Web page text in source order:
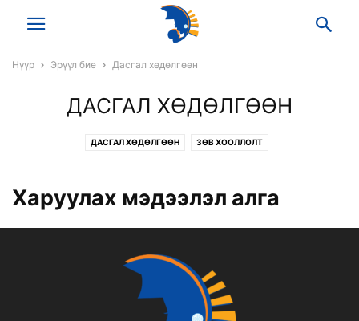
Нүүр Эрүүл бие Дасгал хөдөлгөөн
ДАСГАЛ ХӨДӨЛГӨӨН
ДАСГАЛ ХӨДӨЛГӨӨН ЗӨВ ХООЛЛОЛТ
Харуулах мэдээлэл алга